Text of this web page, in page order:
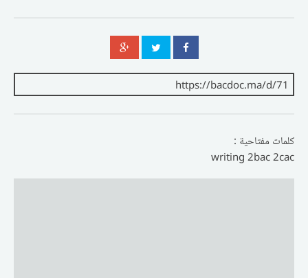
كلمات مفتاحية :
writing 2bac 2cac